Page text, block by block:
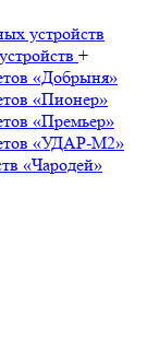
устройств
+
«Добрыня»
«Пионер»
«Премьер»
«УДАР-M2»
«Чародей»